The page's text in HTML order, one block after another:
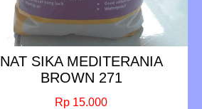
NAT SIKA MEDITERANIA
BROWN 271
Rp 15.000